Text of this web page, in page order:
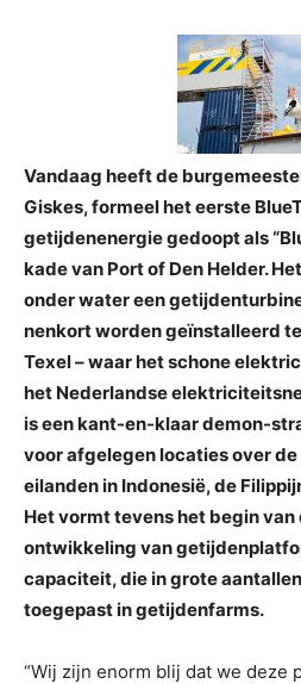
Vandaag heeft de
Giskes, formeel het eerste
getijdenenergie gedoopt als
kade van Port of Den Helder.
onder water een
nenkort worden geïnstalleerd
Texel – waar het schone
het Nederlandse
is een kant-en-klaar demon-
voor afgelegen locaties over
eilanden in Indonesië, de
Het vormt tevens het begin van
ontwikkeling van
capaciteit, die in grote
toegepast in getijdenfarms.
“Wij zijn enorm blij dat we deze